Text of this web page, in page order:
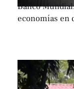
Banco
economías en